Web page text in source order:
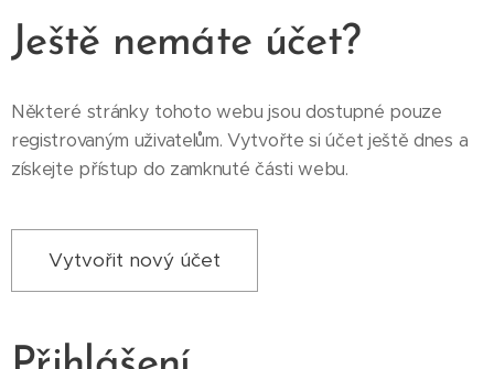
Ještě nemáte účet?
Některé stránky tohoto webu jsou dostupné pouze
registrovaným uživatelům. Vytvořte si účet ještě dnes a
získejte přístup do zamknuté části webu.
Vytvořit nový účet